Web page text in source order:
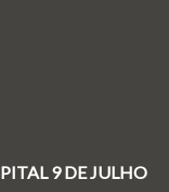
9 DE JULHO